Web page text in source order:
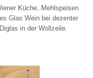
Küche, Mehlspeisen
Glas Wein bei dezenter
in der Wollzeile.